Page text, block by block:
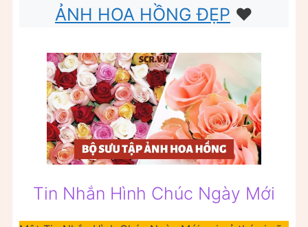
ẢNH HOA HỒNG ĐẸP ❤️
Tin Nhắn Hình Chúc Ngày Mới